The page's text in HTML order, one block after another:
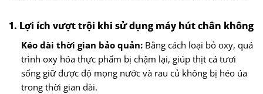
1. Lợi ích vượt trội khi sử dụng máy hút chân không
Kéo dài thời gian bảo quản:Bằng cách loại bỏ oxy, quá
trình oxy hóa thực phẩm bị chậm lại, giúp thịt cá tươi
sống giữ được độ mọng nước và rau củ không bị héo úa
trong thời gian dài.